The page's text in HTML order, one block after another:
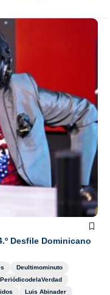
Desfile Dominicano
Deultimominuto
Luis Abinader